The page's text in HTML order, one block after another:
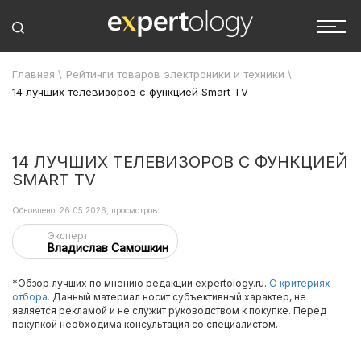
Главная \ Рейтинги товаров электроники и техники \
14 лучших телевизоров с функцией Smart TV
14 ЛУЧШИХ ТЕЛЕВИЗОРОВ С ФУНКЦИЕЙ
SMART TV
Эксперт
Владислав Самошкин
Обновлено: 26.05.2026, просмотров:
*Обзор лучших по мнению редакции expertology.ru. О критериях
отбора. Данный материал носит субъективный характер, не
является рекламой и не служит руководством к покупке. Перед
покупкой необходима консультация со специалистом.